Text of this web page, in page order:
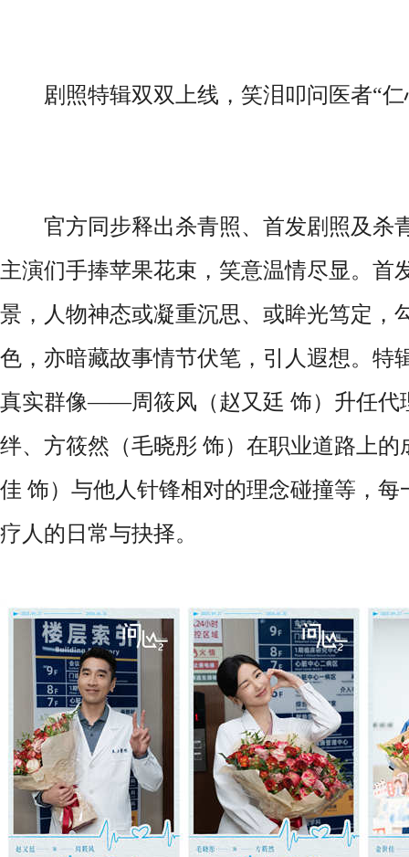
剧照特辑双双上线，笑泪叩问医者“仁
官方同步释出杀青照、首发剧照及杀
主演们手捧苹果花束，笑意温情尽显。首
景，人物神态或凝重沉思、或眸光笃定，
色，亦暗藏故事情节伏笔，引人遐想。特
真实群像——周筱风（赵又廷 饰）升任代
绊、方筱然（毛晓彤 饰）在职业道路上
佳 饰）与他人针锋相对的理念碰撞等，
疗人的日常与抉择。